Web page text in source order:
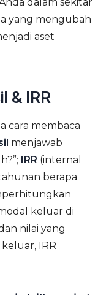
yang mengubah
aset
& IRR
cara membaca
menjawab
IRR (internal
berapa
keluar di
nilai yang
IRR